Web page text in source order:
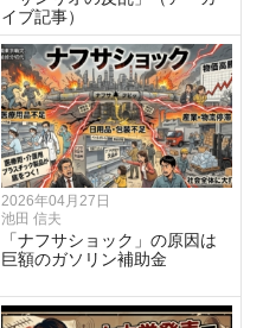
イブ記事）
2026年04月27日
池田 信夫
「ナフサショック」の原因は
巨額のガソリン補助金